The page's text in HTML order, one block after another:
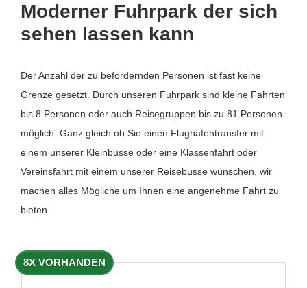
Moderner Fuhrpark der sich
sehen lassen kann
Der Anzahl der zu befördernden Personen ist fast keine
Grenze gesetzt. Durch unseren Fuhrpark sind kleine Fahrten
bis 8 Personen oder auch Reisegruppen bis zu 81 Personen
möglich. Ganz gleich ob Sie einen Flughafentransfer mit
einem unserer Kleinbusse oder eine Klassenfahrt oder
Vereinsfahrt mit einem unserer Reisebusse wünschen, wir
machen alles Mögliche um Ihnen eine angenehme Fahrt zu
bieten.
8X VORHANDEN